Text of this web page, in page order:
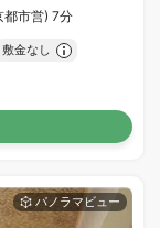
都市営) 7分
敷金なし